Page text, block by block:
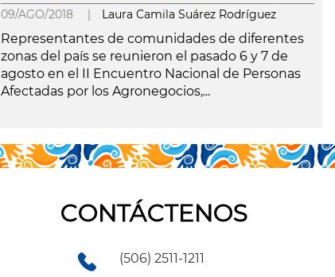
09/AGO/2018 | Laura Camila Suárez Rodríguez
Representantes de comunidades de diferentes
zonas del país se reunieron el pasado 6 y 7 de
agosto en el II Encuentro Nacional de Personas
Afectadas por los Agronegocios,...
CONTÁCTENOS
(506) 2511-1211